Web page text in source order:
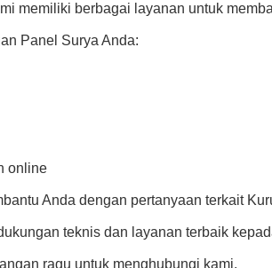
memiliki berbagai layanan untuk
Panel Surya Anda:
online
Anda dengan pertanyaan terkait
teknis dan layanan terbaik
ragu untuk menghubungi kami.